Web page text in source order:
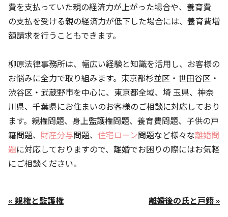
費を支払っていた親の経済力が上がった場合や、養育費
の支払を受ける親の経済力が低下した場合には、養育費増
額請求を行うこともできます。
柳原法律事務所は、幅広い経験と知識を活用し、お客様の
お悩みに全力で取り組みます。東京都杉並区・世田谷区・
渋谷区・武蔵野市を中心に、東京都全域、埼 玉県、神奈
川県、千葉県にお住まいのお客様のご相談に対応しており
ます。親権問題、身上監護権問題、養育費問題、子供の戸
籍問題、 財産分与問題、 住宅ローン問題など様々な離婚問
題に対応しておりますので、離婚でお困りの際にはお気軽
にご相談ください。
« 親権と監護権
離婚後の氏と戸籍 »